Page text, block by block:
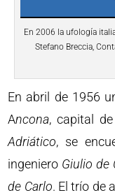
En 2006 la ufología
Stefano Breccia,
En abril de 1956
Ancona, capital
Adriático, se
ingeniero Giulio de
de Carlo. El trío de